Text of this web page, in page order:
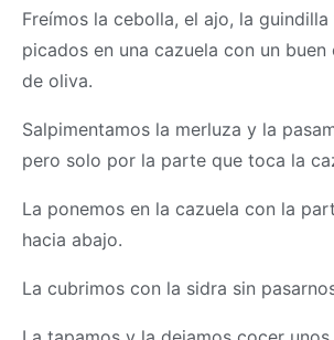
Freímos la cebolla, el ajo, la
picados en una cazuela con un
de oliva.
Salpimentamos la merluza y la
pero solo por la parte que toca la
La ponemos en la cazuela con la
hacia abajo.
La cubrimos con la sidra sin